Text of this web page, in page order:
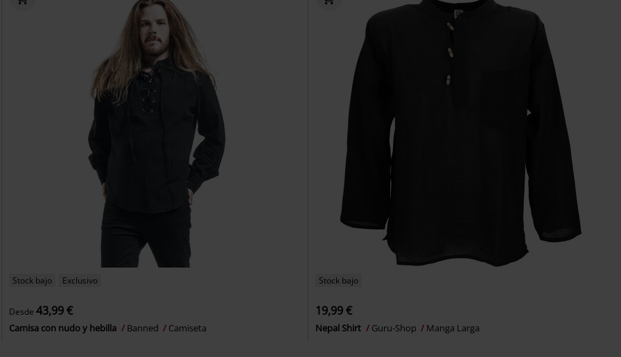
Stock bajo Exclusivo
Desde43,99 €
Camisa con nudo y hebilla Banned Camiseta
Stock bajo
19,99 €
Nepal Shirt Guru-Shop Manga Larga